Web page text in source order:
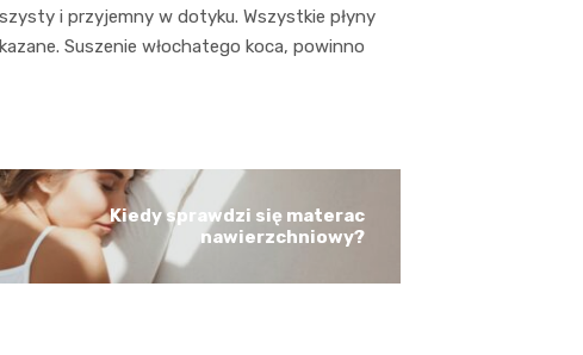
i przyjemny w dotyku. Wszystkie płyny
Suszenie włochatego koca, powinno
Kiedy sprawdzi się materac
nawierzchniowy?